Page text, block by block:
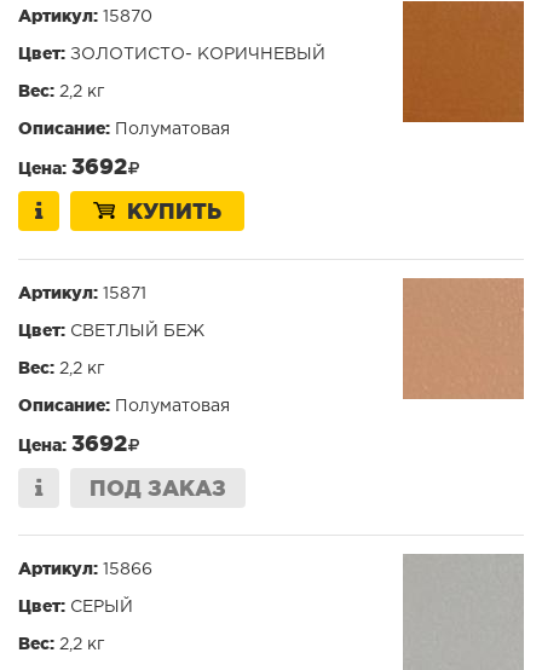
Артикул: 15870
Цвет: ЗОЛОТИСТО- КОРИЧНЕВЫЙ
Вес: 2,2 кг
Описание: Полуматовая
Цена: 3692
КУПИТЬ
Артикул: 15871
Цвет: СВЕТЛЫЙ БЕЖ
Вес: 2,2 кг
Описание: Полуматовая
Цена: 3692
ПОД ЗАКАЗ
Артикул: 15866
Цвет: СЕРЫЙ
Вес: 2,2 кг